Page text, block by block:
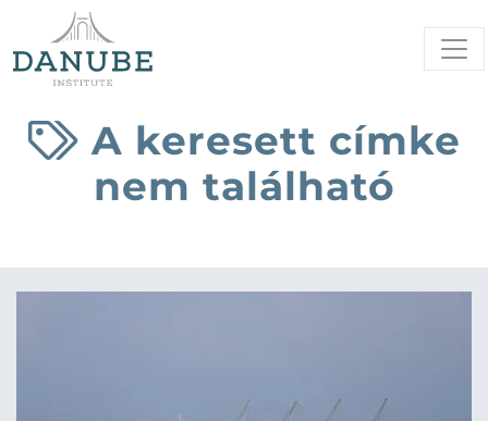
A keresett címke
nem található